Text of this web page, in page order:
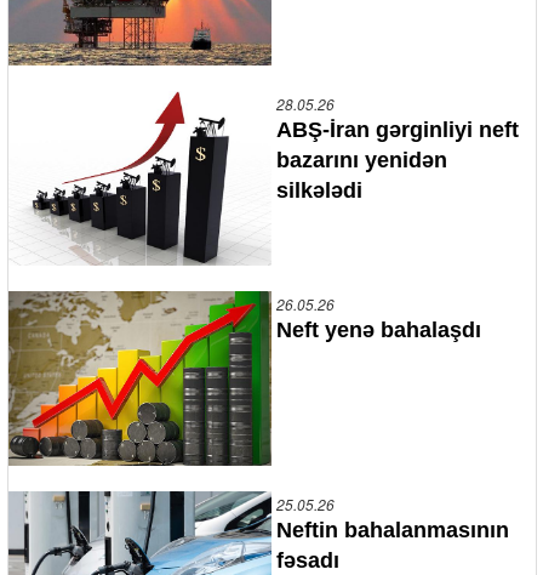
28.05.26
ABŞ-İran gərginliyi neft
bazarını yenidən
silkələdi
26.05.26
Neft yenə bahalaşdı
25.05.26
Neftin bahalanmasının
fəsadı